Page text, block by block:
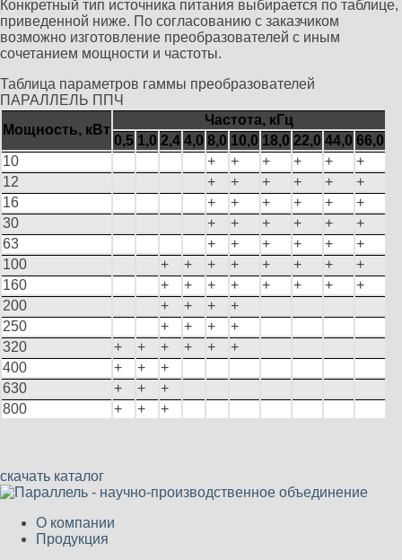
Конкретный тип источника питания выбирается по таблице,
приведенной ниже. По согласованию с заказчиком
возможно изготовление преобразователей с иным
сочетанием мощности и частоты.
Таблица параметров гаммы преобразователей
ПАРАЛЛЕЛЬ ППЧ
Мощность, кВт
Частота, кГц
0,5 1,0 2,4 4,0 8,0 10,0 18,0 22,0 44,0 66,0
10
+ + + + +
+
12
+ + + + +
+
16
+ + + + +
+
30
+ + + + +
+
63
+ + + + +
+
100
+ + + + + + +
+
160
+ + + + + + +
+
200
+ + +
+
250
+ + +
+
320
+ + + + +
+
400
+ +
+
630
+ +
+
800
+ + +
скачать каталог
О компании
Продукция